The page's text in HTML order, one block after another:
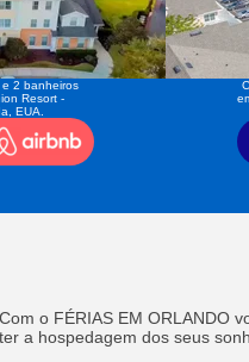
2 banheiros
Resort -
EUA.
Com o FÉRIAS EM ORLANDO
ter a hospedagem dos seus